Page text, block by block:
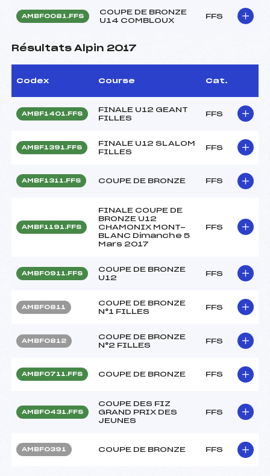
AMBF0081.FFS
COUPE DE BRONZE
U14 COMBLOUX
FFS
Résultats Alpin 2017
Codex Course Cat.
AMBF1401.FFS
FINALE U12 GEANT
FILLES
FFS
AMBF1391.FFS
FINALE U12 SLALOM
FILLES
FFS
AMBF1311.FFS COUPE DE BRONZE FFS
AMBF1191.FFS
FINALE COUPE DE
BRONZE U12
CHAMONIX MONT-
BLANC Dimanche 5
Mars 2017
FFS
AMBF0911.FFS
COUPE DE BRONZE
U12
FFS
AMBF0811
COUPE DE BRONZE
N°1 FILLES
FFS
AMBF0812
COUPE DE BRONZE
N°2 FILLES
FFS
AMBF0711.FFS COUPE DE BRONZE FFS
AMBF0431.FFS
COUPE DES FIZ
GRAND PRIX DES
JEUNES
FFS
AMBF0391 COUPE DE BRONZE FFS